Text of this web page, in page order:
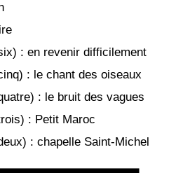
: en revenir difficilement
: le chant des oiseaux
: le bruit des vagues
: Petit Maroc
: chapelle Saint-Michel